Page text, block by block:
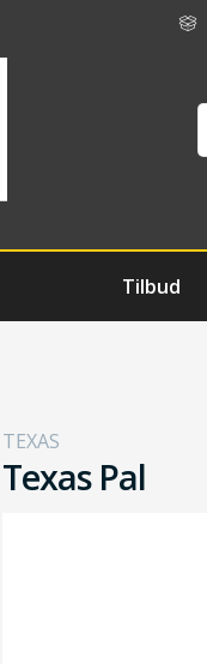
Tilbud
TEXAS
Texas Pal